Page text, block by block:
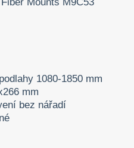
1080-1850 mm
mm
bez nářadí